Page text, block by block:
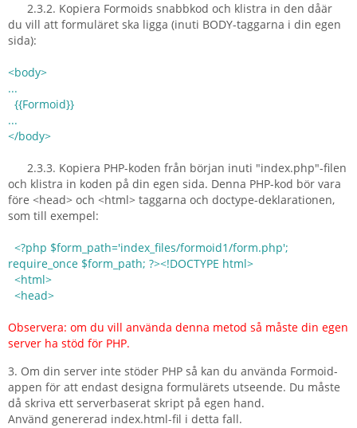
2.3.2. Kopiera Formoids snabbkod och klistra in den dåär
du vill att formuläret ska ligga (inuti BODY-taggarna i din egen
sida):
<body>
...
{{Formoid}}
...
</body>
2.3.3. Kopiera PHP-koden från början inuti "index.php"-filen
och klistra in koden på din egen sida. Denna PHP-kod bör vara
före <head> och <html> taggarna och doctype-deklarationen,
som till exempel:
<?php $form_path='index_files/formoid1/form.php';
require_once $form_path; ?><!DOCTYPE html>
<html>
<head>
Observera: om du vill använda denna metod så måste din egen
server ha stöd för PHP.
3. Om din server inte stöder PHP så kan du använda Formoid-
appen för att endast designa formulärets utseende. Du måste
då skriva ett serverbaserat skript på egen hand.
Använd genererad index.html-fil i detta fall.